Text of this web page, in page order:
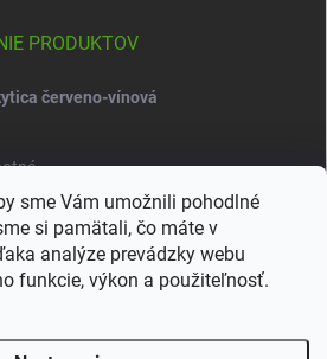
sme Vám umožnili pohodlné
si pamätali, čo máte v
analýze prevádzky webu
funkcie, výkon a použiteľnosť.
PRODUKTOV
červeno-vínová